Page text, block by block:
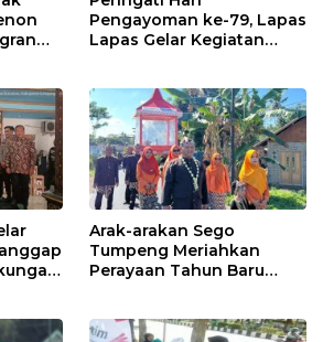
Pengayoman ke-79, Lapas
Lapas Gelar Kegiatan
Arak-arakan Sego
Tumpeng Meriahkan
Perayaan Tahun Baru